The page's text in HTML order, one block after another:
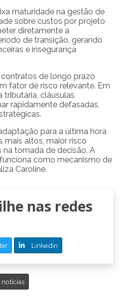
maturidade na gestão de
sobre custos por projeto
diretamente a
de transição, gerando
e insegurança
de longo prazo
fator de risco relevante. Em
cláusulas
rapidamente defasadas,
para a última hora
mais altos, maior risco
na tomada de decisão. A
como mecanismo de
Caroline.
nas redes
Linkedin